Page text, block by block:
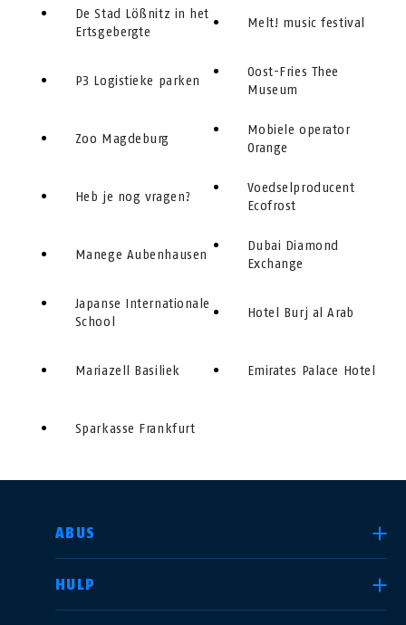
De Stad Lößnitz in het
Ertsgebergte
P3 Logistieke parken
Zoo Magdeburg
Heb je nog vragen?
Manege Aubenhausen
Japanse Internationale
School
Mariazell Basiliek
Sparkasse Frankfurt
Melt! music festival
Oost-Fries Thee
Museum
Mobiele operator
Orange
Voedselproducent
Ecofrost
Dubai Diamond
Exchange
Hotel Burj al Arab
Emirates Palace Hotel
ABUS
HULP
LAND SELECTEREN